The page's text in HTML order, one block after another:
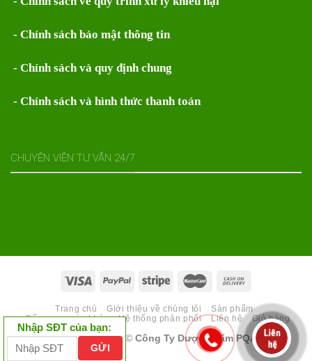
- Chính sách bảo mật thông tin
- Chính sách và quy định chung
- Chính sách và hình thức thanh toán
CHUYÊN VIÊN TƯ VẤN 24/7
Trang chủ Giới thiệu về chúng tôi
Sản phẩm
Cẩm nang sức khỏe
Hệ thống phân phối Liên hệ Giỏ hàng
Copyright 2026 © Công Ty Dược phẩm PQA
Nhập SĐT của bạn: